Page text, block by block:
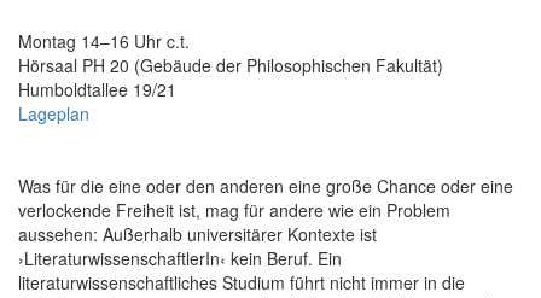
Montag 14–16 Uhr c.t.
Hörsaal PH 20 (Gebäude der Philosophischen Fakultät)
Humboldtallee 19/21
Lageplan
Was für die eine oder den anderen eine große Chance oder eine
verlockende Freiheit ist, mag für andere wie ein Problem
aussehen: Außerhalb universitärer Kontexte ist
›LiteraturwissenschaftlerIn‹ kein Beruf. Ein
literaturwissenschaftliches Studium führt nicht immer in die